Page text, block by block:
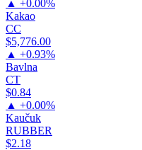
▲ +0.00%
Kakao
CC
$5,776.00
▲ +0.93%
Bavlna
CT
$0.84
▲ +0.00%
Kaučuk
RUBBER
$2.18